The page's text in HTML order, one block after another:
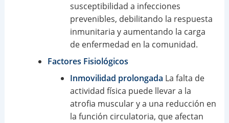
susceptibilidad a infecciones
prevenibles, debilitando la respuesta
inmunitaria y aumentando la carga
de enfermedad en la comunidad.
Factores Fisiológicos
Inmovilidad prolongada La falta de
actividad física puede llevar a la
atrofia muscular y a una reducción en
la función circulatoria, que afectan